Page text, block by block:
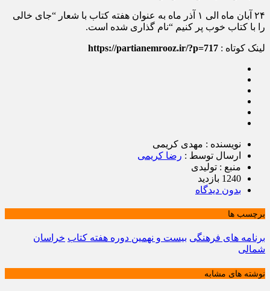
۲۴ آبان ماه الی ۱ آذر ماه به عنوان هفته کتاب با شعار “جای خالی
را با کتاب خوب پر کنیم “نام گذاری شده است.
لینک کوتاه : https://partianemrooz.ir/?p=717
نویسنده : مهدی کریمی
ارسال توسط : رضا کریمی
منبع : تولیدی
1240 بازدید
بدون دیدگاه
برچسب ها
برنامه های فرهنگی بیست و نهمین دوره هفته کتاب خراسان
شمالی
نوشته های مشابه